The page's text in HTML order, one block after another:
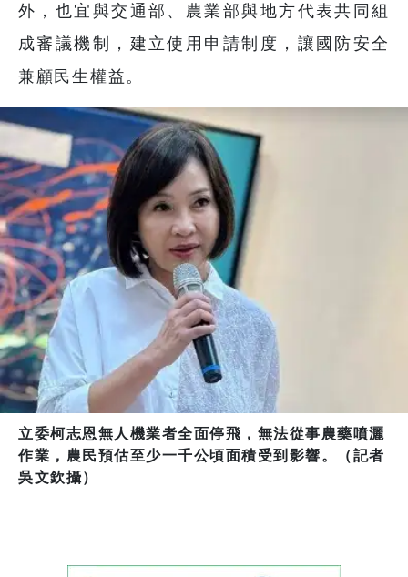
外，也宜與交通部、農業部與地方代表共同組
成審議機制，建立使用申請制度，讓國防安全
兼顧民生權益。
立委柯志恩無人機業者全面停飛，無法從事農藥噴灑
作業，農民預估至少一千公頃面積受到影響。（記者
吳文欽攝）